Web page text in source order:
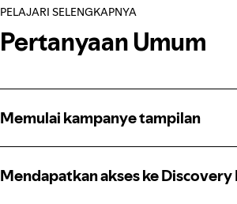
PELAJARI SELENGKAPNYA
Pertanyaan Umum
Memulai kampanye tampilan
Memulai kampanye tampilan
Mendapatkan akses ke
Mendapatkan akses ke